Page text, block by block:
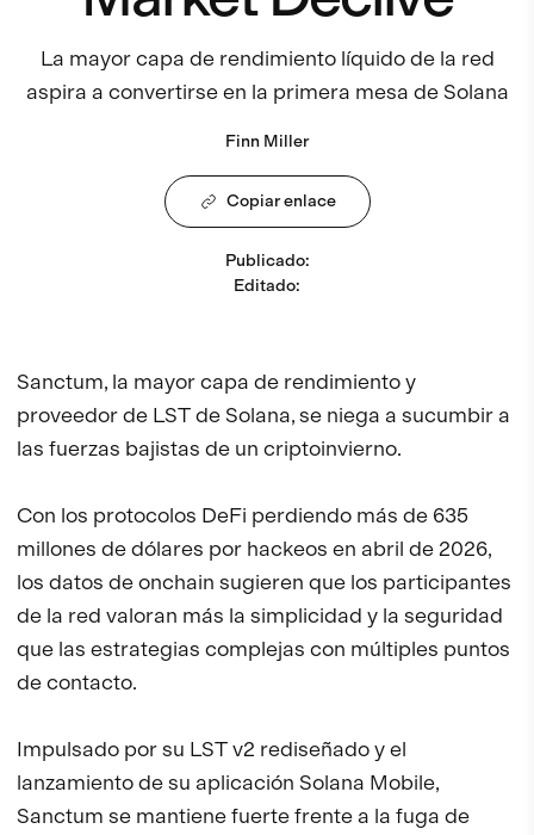
La mayor capa de rendimiento líquido de la red
aspira a convertirse en la primera mesa de Solana
Finn Miller
Copiar enlace
Publicado:
Editado:
Sanctum, la mayor capa de rendimiento y
proveedor de LST de Solana, se niega a sucumbir a
las fuerzas bajistas de un criptoinvierno.
Con los protocolos DeFi perdiendo más de 635
millones de dólares por hackeos en abril de 2026,
los datos de onchain sugieren que los participantes
de la red valoran más la simplicidad y la seguridad
que las estrategias complejas con múltiples puntos
de contacto.
Impulsado por su LST v2 rediseñado y el
lanzamiento de su aplicación Solana Mobile,
Sanctum se mantiene fuerte frente a la fuga de